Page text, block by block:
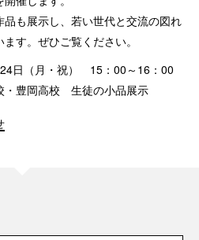
も展示し、若い世代と交流の図れ
す。ぜひご覧ください。
日（月・祝） 15：00～16：00
・豊岡高校 生徒の小品展示